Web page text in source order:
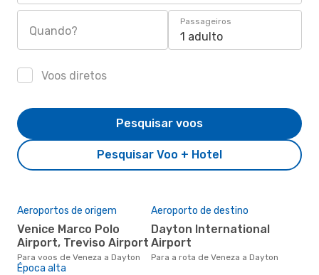
Quando?
Passageiros
1 adulto
Voos diretos
Pesquisar Voo + Hotel
Pesquisar voos
Aeroportos de origem
Venice Marco Polo
Airport, Treviso Airport
Para voos de Veneza a Dayton
Aeroporto de destino
Dayton International
Airport
Para a rota de Veneza a Dayton
Época alta